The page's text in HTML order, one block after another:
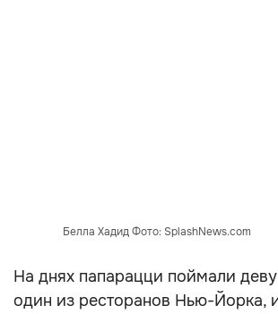
Белла Хадид Фото: SplashNews.com
На днях папарацци поймали
один из ресторанов Нью-Йорка,